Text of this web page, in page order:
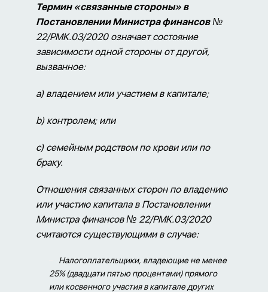
Термин «связанные стороны» в
Постановлении Министра финансов№
22/PMK.03/2020 означает состояние
зависимости одной стороны от другой,
вызванное:
a) владением или участием в капитале;
b) контролем; или
c) семейным родством по крови или по
браку.
Отношения связанных сторон по владению
или участию капитала в Постановлении
Министра финансов № 22/PMK.03/2020
считаются существующими в случае:
Налогоплательщики, владеющие не менее
25% (двадцати пятью процентами) прямого
или косвенного участия в капитале других